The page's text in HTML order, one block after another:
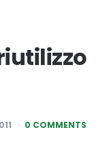
0 COMMENTS